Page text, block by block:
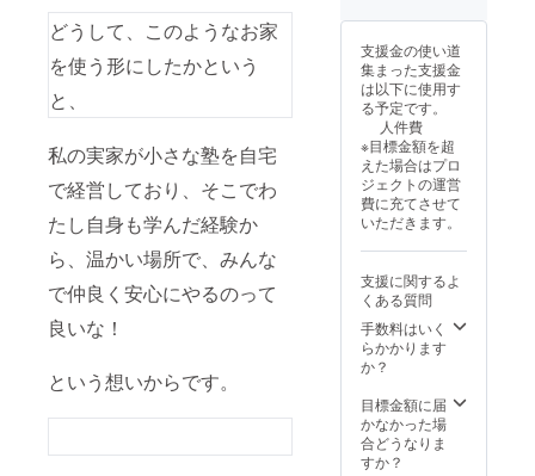
どうして、このようなお家
を使う形にしたかという
と、
私の実家が小さな塾を自宅
で経営しており、そこでわ
たし自身も学んだ経験か
ら、温かい場所で、みんな
で仲良く安心にやるのって
良いな！
という想いからです。
お仕事を本
気で取り組
んでいる先
輩たちとの
体験談話。
体験も行い
ます。
私の想いと
しては、
小さくても
良いので、
会】
子
ども達
の進捗
などの
報告会
＆交流
会にご
招待。
・【感
謝の
メッ
セー
をこめ
たお礼
メッ
セージ
お送り
しま
す。 特
との中
好きな
ものを
お選び
頂き、
教えて
いきま
す。 な
ど全360
分。 数
回に分
けま
話の聴
き方・
伝え方
◎こど
もたち
方 ◎授
業の組
み方 ◎
集客方
支援金の使い道
集まった支援金
は以下に使用す
る予定です。
人件費
※目標金額を超
えた場合はプロ
ジェクトの運営
費に充てさせて
いただきます。
支援に関するよ
くある質問
手数料はいく
らかかります
か？
目標金額に届
かなかった場
合どうなりま
すか？